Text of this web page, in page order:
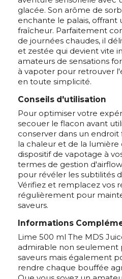
glacée. Son arôme de
enchante le palais, offrant
fraîcheur. Parfaitement
de journées chaudes, il
et zestée qui devient vite
amateurs de sensations
à vapoter pour retrouver
en toute simplicité.
Conseils d'utilisation
Pour optimiser votre
secouer le flacon avant
conserver dans un endroit
la chaleur et de la
dispositif de vapotage à
termes de gestion
pour révéler les subtilités
Vérifiez et remplacez vos
régulièrement pour
saveurs.
Informations
Lime 500 ml The MDS
admirable non seulement
saveurs mais également
rendre chaque bouffée